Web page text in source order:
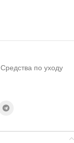
Средства по уходу